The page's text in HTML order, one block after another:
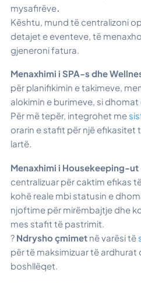
mysafirëve
Kështu, mund të centralizoni
detajet e eventeve, të
gjeneroni fatura.
Menaxhimi i SPA-s dhe
për planifikimin e takimeve,
alokimin e burimeve, si
Për më tepër, integrohet me
orarin e stafit për një efikasitet
lartë.
Menaxhimi i Housekeeping-ut
centralizuar për caktim efikas
kohë reale mbi statusin e
njoftime për mirëmbajtje dhe
mes stafit të pastrimit.
? Ndrysho çmimet në varësi të
për të maksimizuar të ardhurat
boshllëqet.